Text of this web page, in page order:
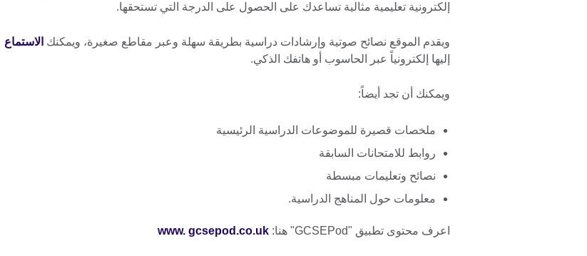
إلكترونية تعليمية مثالية تساعدك على الحصول على الدرجة التي تستحقها.
ويقدم الموقع نصائح صوتية وإرشادات دراسية بطريقة سهلة وعبر مقاطع صغيرة، ويمكنك الاستماع
إليها إلكترونياً عبر الحاسوب أو هاتفك الذكي.
ويمكنك أن تجد أيضاً:
ملخصات قصيرة للموضوعات الدراسية الرئيسية
روابط للامتحانات السابقة
نصائح وتعليمات مبسطة
معلومات حول المناهج الدراسية.
اعرف محتوى تطبيق "GCSEPod" هنا: www. gcsepod.co.uk